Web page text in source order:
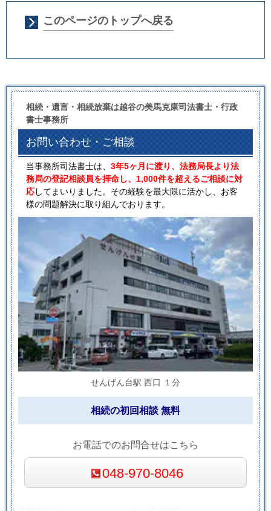
このページのトップへ戻る
相続・遺言・相続放棄は越谷の美馬克康司法書士・行政
書士事務所
お問い合わせ・ご相談
当事務所司法書士は、 3年5ヶ月に渡り、法務局長より法
務局の登記相談員を拝命し、1,000件を超えるご相談に対
応してまいりました。その経験を最大限に活かし、お客
様の問題解決に取り組んでおります。
せんげん台駅 西口 １分
相続の初回相談 無料
お電話でのお問合せはこちら
048-970-8046